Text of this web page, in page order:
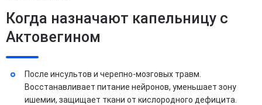
Когда назначают капельницу с
Актовегином
После инсультов и черепно-мозговых травм.
Восстанавливает питание нейронов, уменьшает зону
ишемии, защищает ткани от кислородного дефицита.